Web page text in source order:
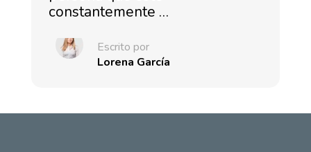
constantemente …
Escrito por
Lorena García